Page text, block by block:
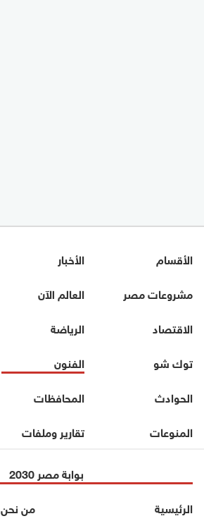
الأقسام
الأخبار
مشروعات مصر
العالم الآن
الاقتصاد
الرياضة
توك شو
الفنون
الحوادث
المحافظات
المنوعات
تقارير وملفات
بوابة مصر 2030
الرئيسية
من نحن